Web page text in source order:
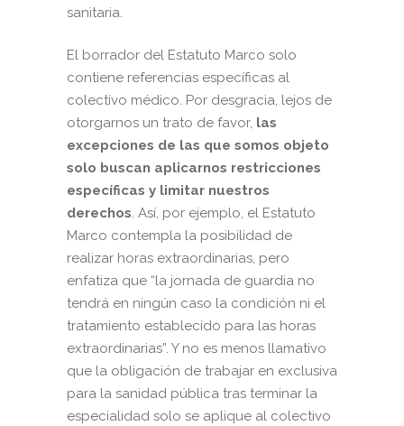
sanitaria.
El borrador del Estatuto Marco solo
contiene referencias específicas al
colectivo médico. Por desgracia, lejos de
otorgarnos un trato de favor, las
excepciones de las que somos objeto
solo buscan aplicarnos restricciones
específicas y limitar nuestros
derechos. Así, por ejemplo, el Estatuto
Marco contempla la posibilidad de
realizar horas extraordinarias, pero
enfatiza que “la jornada de guardia no
tendrá en ningún caso la condición ni el
tratamiento establecido para las horas
extraordinarias”. Y no es menos llamativo
que la obligación de trabajar en exclusiva
para la sanidad pública tras terminar la
especialidad solo se aplique al colectivo